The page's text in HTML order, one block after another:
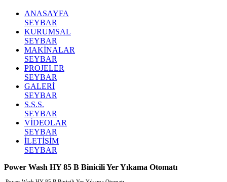
ANASAYFA
SEYBAR
KURUMSAL
SEYBAR
MAKİNALAR
SEYBAR
PROJELER
SEYBAR
GALERİ
SEYBAR
S.S.S.
SEYBAR
VİDEOLAR
SEYBAR
İLETİŞİM
SEYBAR
Power Wash HY 85 B Binicili Yer Yıkama Otomatı